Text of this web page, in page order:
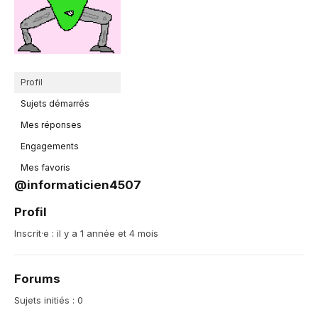
Profil
Sujets démarrés
Mes réponses
Engagements
Mes favoris
@informaticien4507
Profil
Inscrit·e : il y a 1 année et 4 mois
Forums
Sujets initiés : 0